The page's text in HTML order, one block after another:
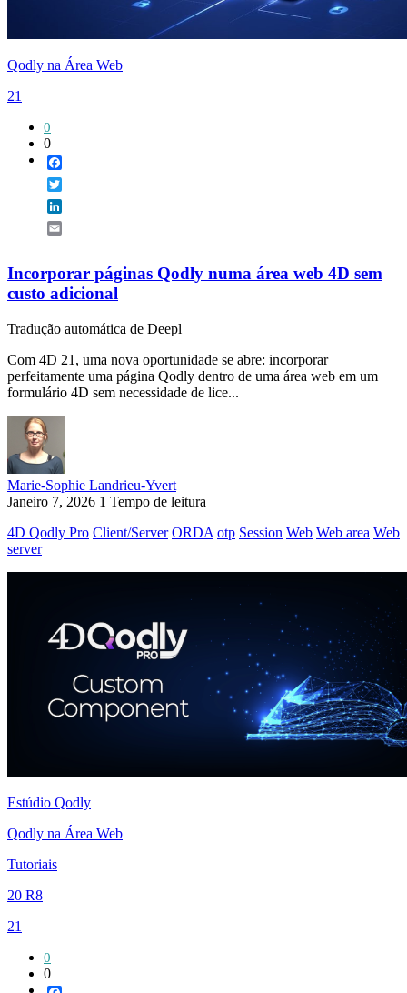
Qodly na Área Web
21
0
0
Incorporar páginas Qodly numa área web 4D sem
custo adicional
Tradução automática de Deepl
Com 4D 21, uma nova oportunidade se abre: incorporar
perfeitamente uma página Qodly dentro de uma área web em um
formulário 4D sem necessidade de lice...
Marie-Sophie Landrieu-Yvert
Janeiro 7, 2026 1 Tempo de leitura
4D Qodly Pro Client/Server ORDA otp Session Web Web area Web
server
Estúdio Qodly
Qodly na Área Web
Tutoriais
20 R8
21
0
0